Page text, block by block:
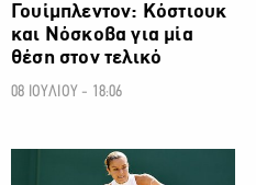
Γουίμπλεντον: Κόστιουκ
και Νόσκοβα για μία
θέση στον τελικό
08 ΙΟΥΛΙΟΥ - 18:06